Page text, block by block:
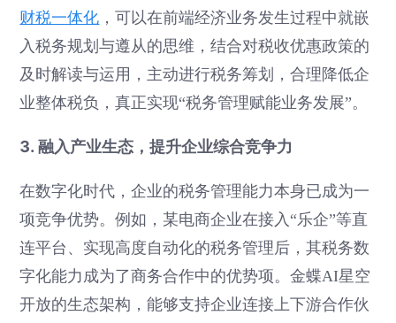
财税一体化 ，可以在前端经济业务发生过程中就嵌
入税务规划与遵从的思维，结合对税收优惠政策的
及时解读与运用，主动进行税务筹划，合理降低企
业整体税负，真正实现“税务管理赋能业务发展”。
3. 融入产业生态，提升企业综合竞争力
在数字化时代，企业的税务管理能力本身已成为一
项竞争优势。例如，某电商企业在接入“乐企”等直
连平台、实现高度自动化的税务管理后，其税务数
字化能力成为了商务合作中的优势项。金蝶AI星空
开放的生态架构，能够支持企业连接上下游合作伙